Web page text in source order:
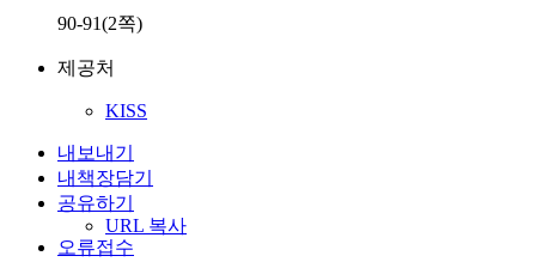
90-91(2쪽)
제공처
KISS
내보내기
내책장담기
공유하기
URL 복사
오류접수